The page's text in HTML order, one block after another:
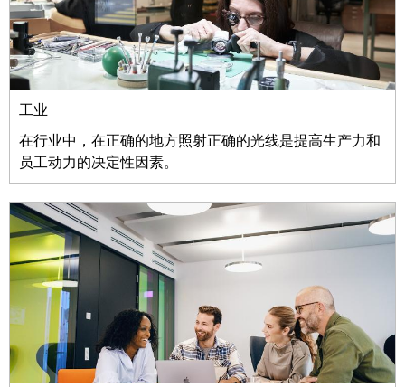
工业
在行业中，在正确的地方照射正确的光线是提高生产力和
员工动力的决定性因素。